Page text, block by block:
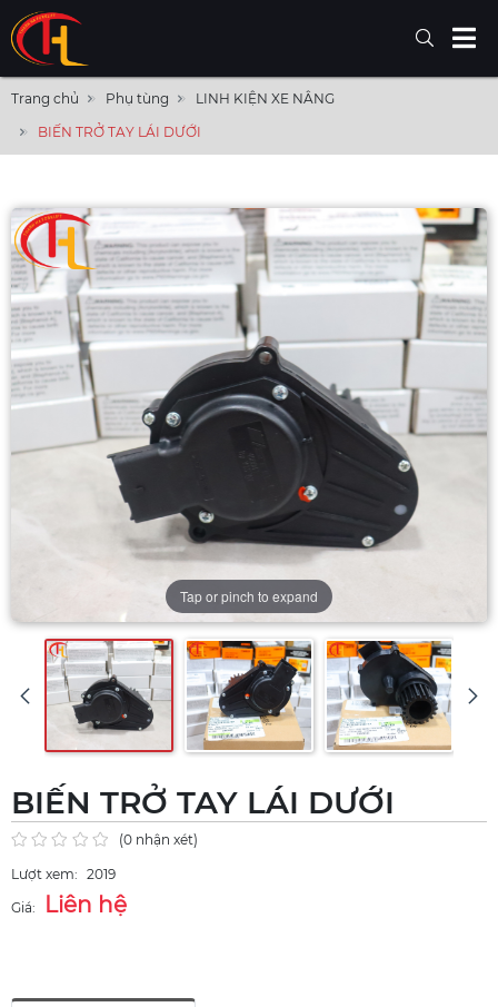
Trang chủ Phụ tùng
LINH KIỆN XE NÂNG
BIẾN TRỞ TAY LÁI DƯỚI
Tap or pinch to expand
BIẾN TRỞ TAY LÁI DƯỚI
(0 nhận xét)
Lượt xem: 2019
Giá:
Liên hệ